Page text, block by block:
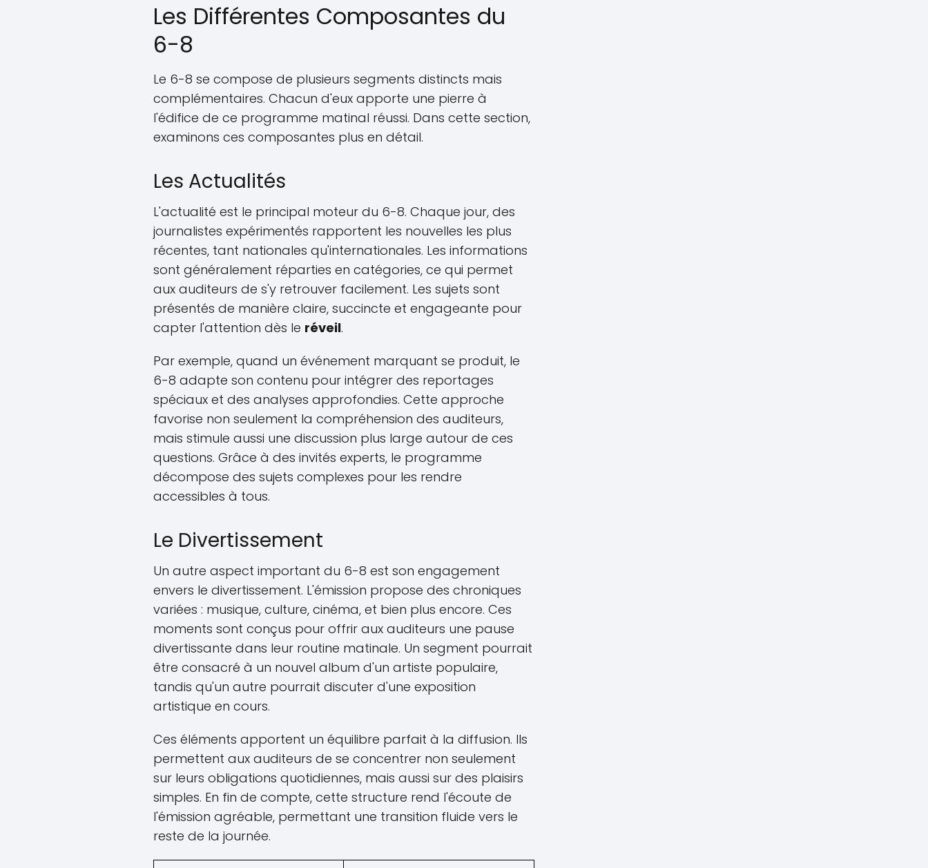
Les Différentes Composantes du
6-8
Le 6-8 se compose de plusieurs segments distincts mais
complémentaires. Chacun d'eux apporte une pierre à
l'édifice de ce programme matinal réussi. Dans cette section,
examinons ces composantes plus en détail.
Les Actualités
L'actualité est le principal moteur du 6-8. Chaque jour, des
journalistes expérimentés rapportent les nouvelles les plus
récentes, tant nationales qu'internationales. Les informations
sont généralement réparties en catégories, ce qui permet
aux auditeurs de s'y retrouver facilement. Les sujets sont
présentés de manière claire, succincte et engageante pour
capter l'attention dès le réveil.
Par exemple, quand un événement marquant se produit, le
6-8 adapte son contenu pour intégrer des reportages
spéciaux et des analyses approfondies. Cette approche
favorise non seulement la compréhension des auditeurs,
mais stimule aussi une discussion plus large autour de ces
questions. Grâce à des invités experts, le programme
décompose des sujets complexes pour les rendre
accessibles à tous.
Le Divertissement
Un autre aspect important du 6-8 est son engagement
envers le divertissement. L'émission propose des chroniques
variées : musique, culture, cinéma, et bien plus encore. Ces
moments sont conçus pour offrir aux auditeurs une pause
divertissante dans leur routine matinale. Un segment pourrait
être consacré à un nouvel album d'un artiste populaire,
tandis qu'un autre pourrait discuter d'une exposition
artistique en cours.
Ces éléments apportent un équilibre parfait à la diffusion. Ils
permettent aux auditeurs de se concentrer non seulement
sur leurs obligations quotidiennes, mais aussi sur des plaisirs
simples. En fin de compte, cette structure rend l'écoute de
l'émission agréable, permettant une transition fluide vers le
reste de la journée.